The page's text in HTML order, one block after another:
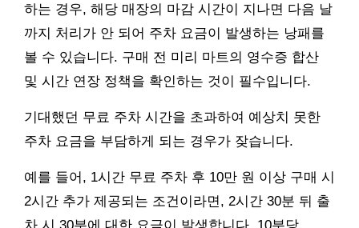
하는 경우, 해당 매장의 마감 시간이 지나면 다음 날
까지 처리가 안 되어 주차 요금이 발생하는 낭패를
볼 수 있습니다. 구매 전 미리 마트의 영수증 합산
및 시간 연장 정책을 확인하는 것이 필수입니다.
기대했던 무료 주차 시간을 초과하여 예상치 못한
주차 요금을 부담하게 되는 경우가 잦습니다.
예를 들어, 1시간 무료 주차 후 10만 원 이상 구매 시
2시간 추가 제공되는 조건이라면, 2시간 30분 뒤 출